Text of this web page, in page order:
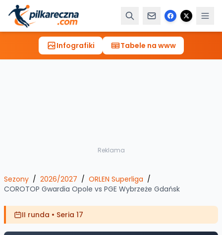
Infografiki Tabele na www
Reklama
Sezony / 2026/2027 / ORLEN Superliga /
COROTOP Gwardia Opole vs PGE Wybrzeże Gdańsk
II runda • Seria 17